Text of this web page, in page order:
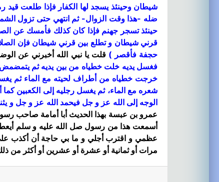
شيطان وحينئذ يسجد لها الكفار فإذا طلعت
ضله -هذا وقت الزوال- ثم انتهي حتى تزول
حينئذ تسجر جهنم فإذا كان كذلك فأمسك عن
قرني شيطان و تطلع بين قرني شيطان فإن
حجفة فأقصر ) قلت يا نبي الله أخبرني عن
فغسل يديه خلت خطياه من بين يديه ثم يتمضمض
خرجت خطياه من أطراف لحيته مع الماء ثم
شعره مع الماء، ثم يغسل رجليه إلى الكعبين
الوجه إلى الله عز و جل فيحمد الله عز و جل و
عمرو بن عبسة بهذا الحديث أبا أمامة صاحب
أسمعت هذا من رسول صل الله عليه و سلم
عظمي و اقترب أجلي و ما بي حاجة أن أكذب
مرات أو ثمانية أو عشرة أو عشرين أو أكثر من